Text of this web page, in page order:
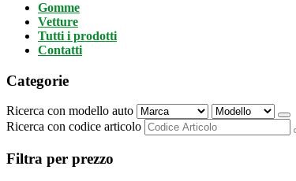
Gomme
Vetture
Tutti i prodotti
Contatti
Categorie
Ricerca con modello auto
Ricerca con codice articolo
Filtra per prezzo